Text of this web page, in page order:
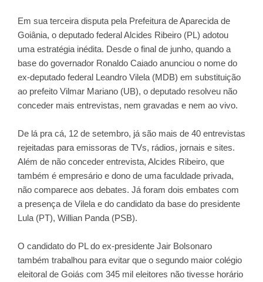
Em sua terceira disputa pela Prefeitura de Aparecida de
Goiânia, o deputado federal Alcides Ribeiro (PL) adotou
uma estratégia inédita. Desde o final de junho, quando a
base do governador Ronaldo Caiado anunciou o nome do
ex-deputado federal Leandro Vilela (MDB) em substituição
ao prefeito Vilmar Mariano (UB), o deputado resolveu não
conceder mais entrevistas, nem gravadas e nem ao vivo.
De lá pra cá, 12 de setembro, já são mais de 40 entrevistas
rejeitadas para emissoras de TVs, rádios, jornais e sites.
Além de não conceder entrevista, Alcides Ribeiro, que
também é empresário e dono de uma faculdade privada,
não comparece aos debates. Já foram dois embates com
a presença de Vilela e do candidato da base do presidente
Lula (PT), Willian Panda (PSB).
O candidato do PL do ex-presidente Jair Bolsonaro
também trabalhou para evitar que o segundo maior colégio
eleitoral de Goiás com 345 mil eleitores não tivesse horário